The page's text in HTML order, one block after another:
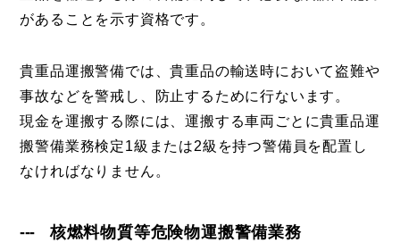
があることを示す資格です。
貴重品運搬警備では、貴重品の輸送時において盗難や
事故などを警戒し、防止するために行ないます。
現金を運搬する際には、運搬する車両ごとに貴重品運
搬警備業務検定1級または2級を持つ警備員を配置し
なければなりません。
核燃料物質等危険物運搬警備業務